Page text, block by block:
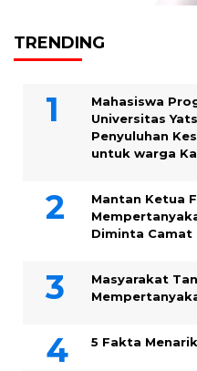
TRENDING
Mahasiswa
Universitas
Penyuluhan
untuk warga
Mantan Ketua
Diminta Camat
Masyarakat
5 Fakta